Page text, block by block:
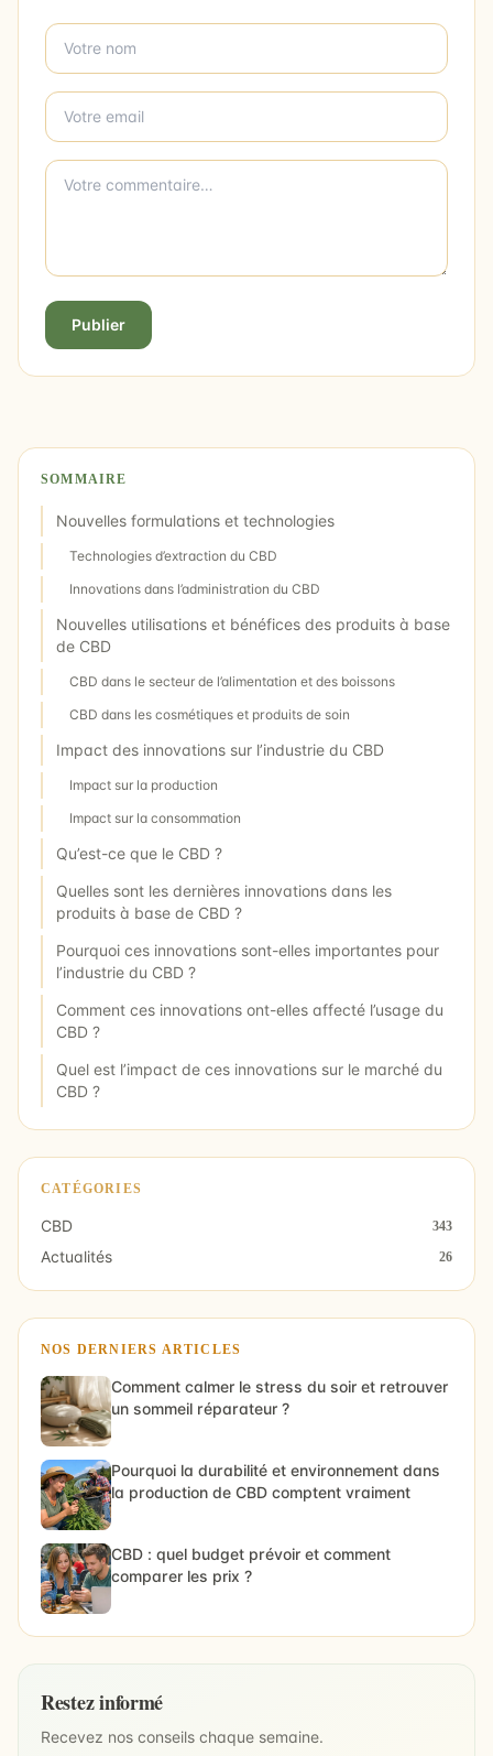
Publier
SOMMAIRE
Nouvelles formulations et technologies
Technologies d’extraction du CBD
Innovations dans l’administration du CBD
Nouvelles utilisations et bénéfices des produits à base
de CBD
CBD dans le secteur de l’alimentation et des boissons
CBD dans les cosmétiques et produits de soin
Impact des innovations sur l’industrie du CBD
Impact sur la production
Impact sur la consommation
Qu’est-ce que le CBD ?
Quelles sont les dernières innovations dans les
produits à base de CBD ?
Pourquoi ces innovations sont-elles importantes pour
l’industrie du CBD ?
Comment ces innovations ont-elles affecté l’usage du
CBD ?
Quel est l’impact de ces innovations sur le marché du
CBD ?
CATÉGORIES
CBD 343
Actualités 26
NOS DERNIERS ARTICLES
Comment calmer le stress du soir et retrouver
un sommeil réparateur ?
Pourquoi la durabilité et environnement dans
la production de CBD comptent vraiment
CBD : quel budget prévoir et comment
comparer les prix ?
Restez informé
Recevez nos conseils chaque semaine.